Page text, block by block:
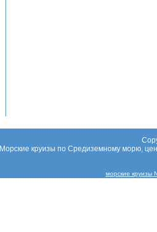
Морские круизы по Средиземному морю,
морские круизы